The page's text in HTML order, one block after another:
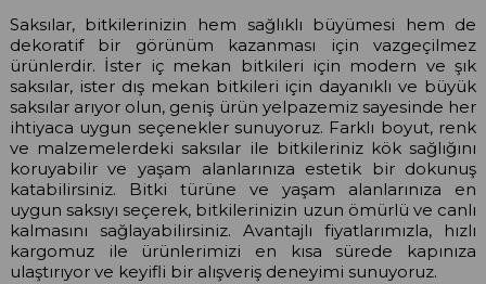
Saksılar, bitkilerinizin hem sağlıklı büyümesi hem de
dekoratif bir görünüm kazanması için vazgeçilmez
ürünlerdir. İster iç mekan bitkileri için modern ve şık
saksılar, ister dış mekan bitkileri için dayanıklı ve büyük
saksılar arıyor olun, geniş ürün yelpazemiz sayesinde her
ihtiyaca uygun seçenekler sunuyoruz. Farklı boyut, renk
ve malzemelerdeki saksılar ile bitkileriniz kök sağlığını
koruyabilir ve yaşam alanlarınıza estetik bir dokunuş
katabilirsiniz. Bitki türüne ve yaşam alanlarınıza en
uygun saksıyı seçerek, bitkilerinizin uzun ömürlü ve canlı
kalmasını sağlayabilirsiniz. Avantajlı fiyatlarımızla, hızlı
kargomuz ile ürünlerimizi en kısa sürede kapınıza
ulaştırıyor ve keyifli bir alışveriş deneyimi sunuyoruz.